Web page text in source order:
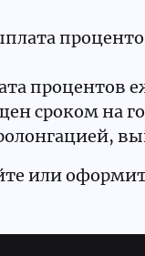
процентов
сроком на
или